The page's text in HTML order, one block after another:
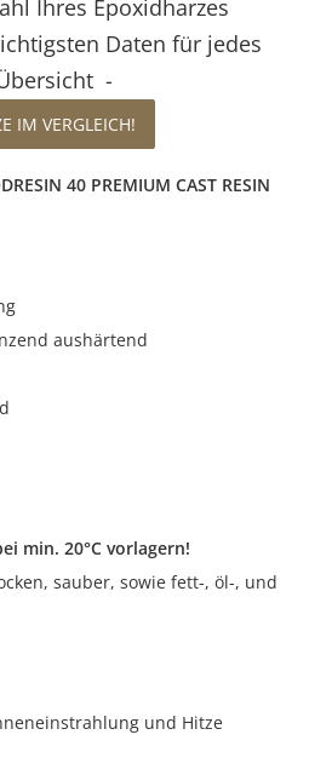
Ihres Epoxidharzes
Daten für jedes
-
IM VERGLEICH!
40 PREMIUM CAST RESIN
aushärtend
min. 20°C vorlagern!
sauber, sowie fett-, öl-, und
und Hitze